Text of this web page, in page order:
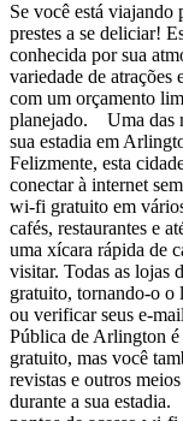
Se você está viajando
prestes a se deliciar!
conhecida por sua
variedade de atrações
com um orçamento
planejado. Uma das
sua estadia em
Felizmente, esta
conectar à internet
wi-fi gratuito em
cafés, restaurantes e
uma xícara rápida de
visitar. Todas as lojas
gratuito, tornando-o o
ou verificar seus e-
Pública de Arlington
gratuito, mas você
revistas e outros
durante a sua